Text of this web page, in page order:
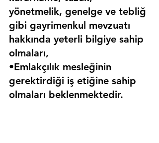
yönetmelik, genelge ve tebliğ
gibi gayrimenkul mevzuatı
hakkında yeterli bilgiye sahip
olmaları,
•Emlakçılık mesleğinin
gerektirdiği iş etiğine sahip
olmaları beklenmektedir.